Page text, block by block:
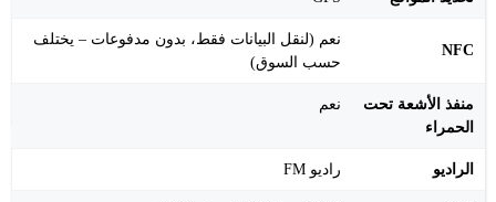
NFC
نعم (لنقل البيانات فقط، بدون مدفوعات – يختلف
حسب السوق)
منفذ الأشعة تحت
الحمراء
نعم
الراديو راديو FM